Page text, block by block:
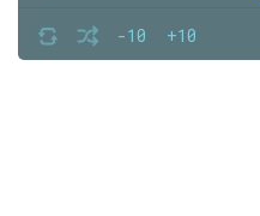
-10 +10
07
08